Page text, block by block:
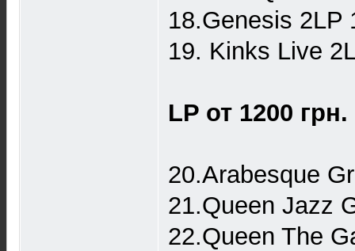
18.Genesis 2LP
19. Kinks Live
LP от 1200
20.Arabesque
21.Queen Jazz
22.Queen The